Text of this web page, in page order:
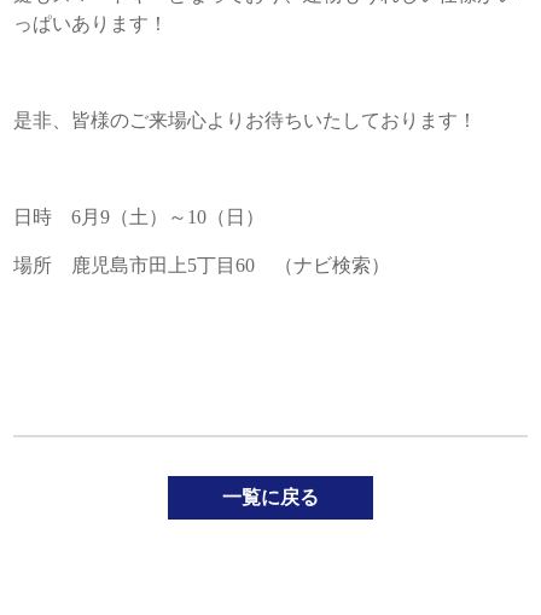
っぱいあります！
是非、皆様のご来場心よりお待ちいたしております！
日時 6月9（土）～10（日）
場所 鹿児島市田上5丁目60 （ナビ検索）
一覧に戻る